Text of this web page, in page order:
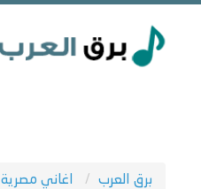
برق العرب اغاني مصرية